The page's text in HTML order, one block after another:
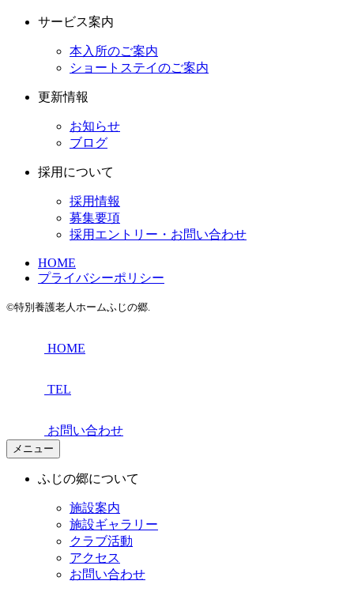
サービス案内
本入所のご案内
ショートステイのご案内
更新情報
お知らせ
ブログ
採用について
採用情報
募集要項
採用エントリー・お問い合わせ
HOME
プライバシーポリシー
©特別養護老人ホームふじの郷.
HOME
TEL
お問い合わせ
メニュー
ふじの郷について
施設案内
施設ギャラリー
クラブ活動
アクセス
お問い合わせ